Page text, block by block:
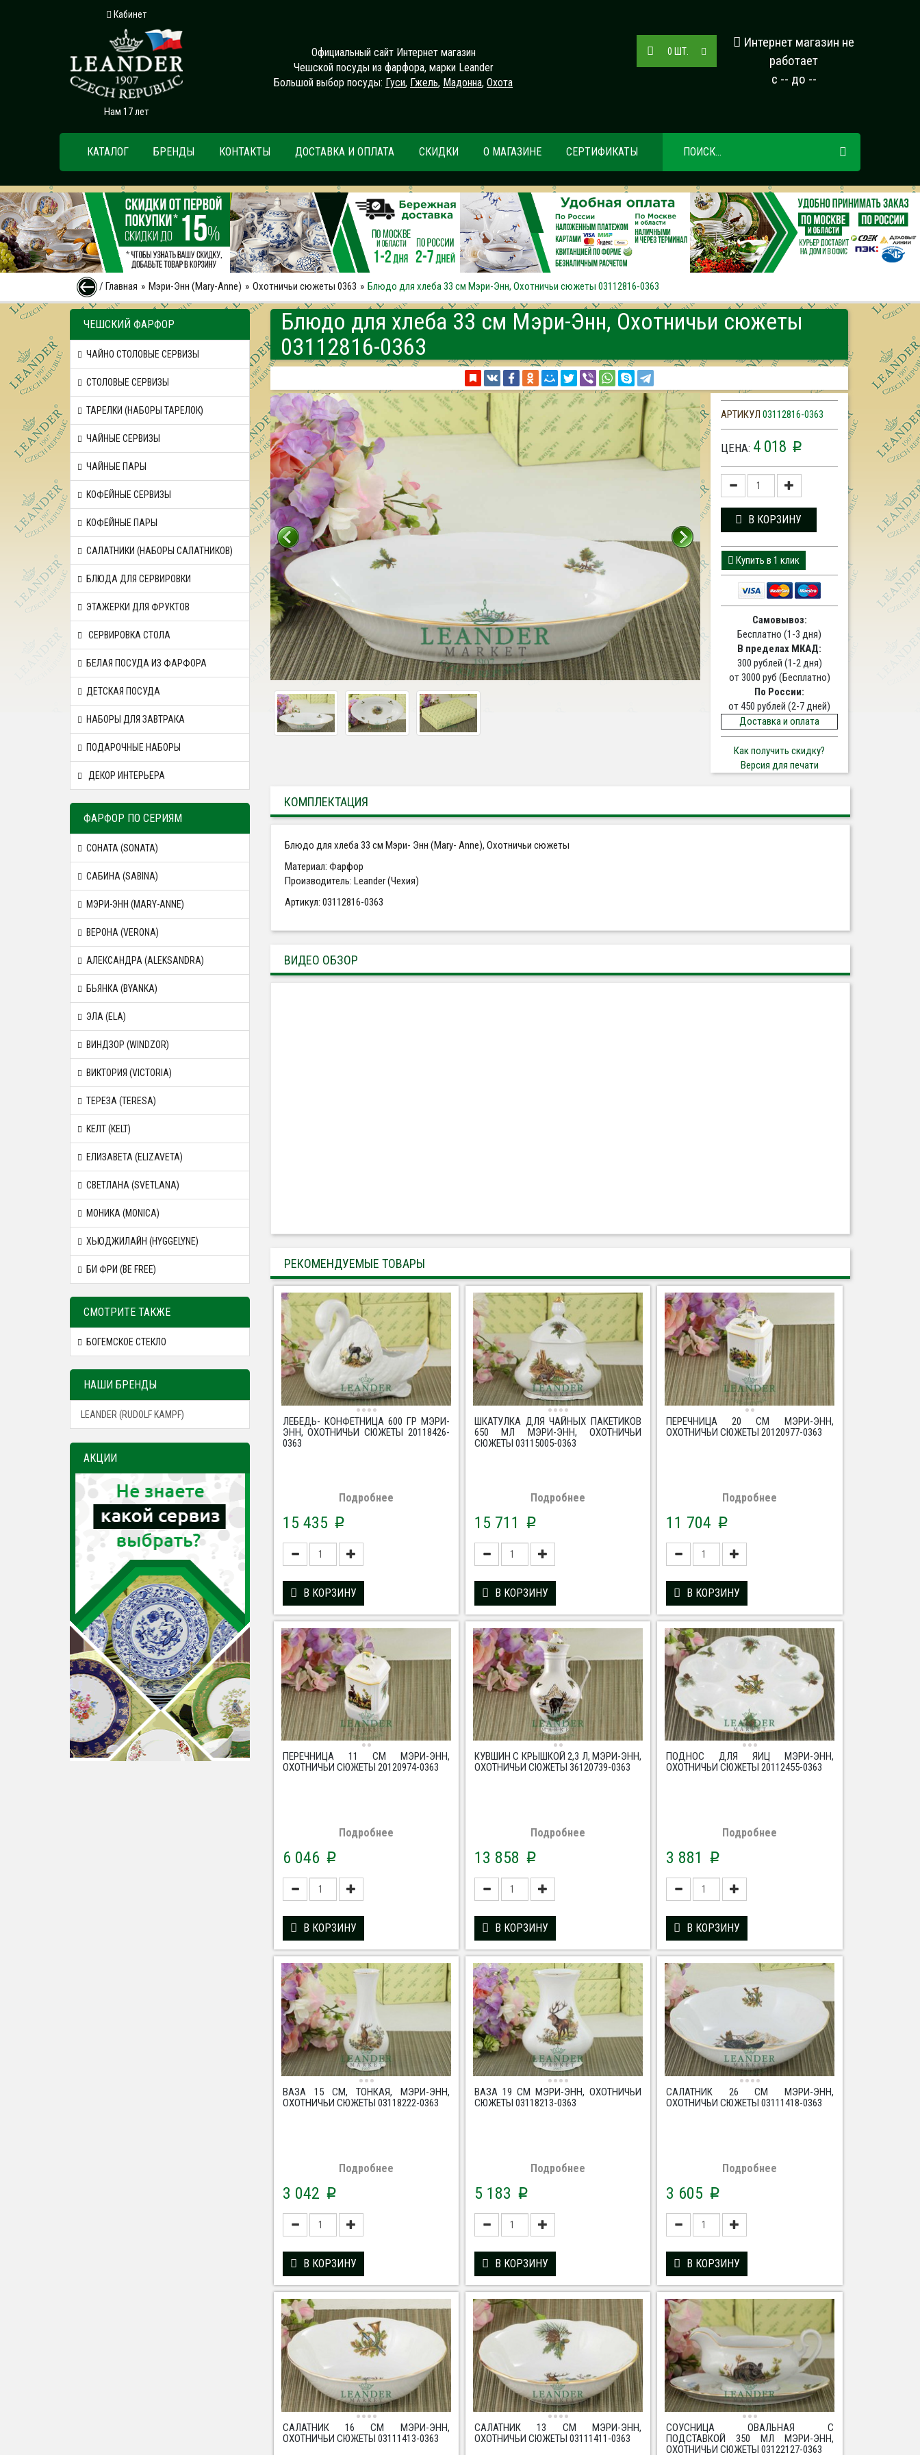
Кабинет
Нам 17 лет
Официальный сайт Интернет магазин
Чешской посуды из фарфора, марки Leander
Большой выбор посуды: Гуси, Гжель, Мадонна, Охота
0 ШТ.
Интернет магазин не
работает
с -- до --
КАТАЛОГ БРЕНДЫ КОНТАКТЫ ДОСТАВКА И ОПЛАТА СКИДКИ О МАГАЗИНЕ СЕРТИФИКАТЫ
/ Главная Мэри-Энн (Mary-Anne) Охотничьи сюжеты 0363 Блюдо для хлеба 33 см Мэри-Энн, Охотничьи сюжеты 03112816-0363
ЧЕШСКИЙ ФАРФОР
ЧАЙНО СТОЛОВЫЕ СЕРВИЗЫ
СТОЛОВЫЕ СЕРВИЗЫ
ТАРЕЛКИ (НАБОРЫ ТАРЕЛОК)
ЧАЙНЫЕ СЕРВИЗЫ
ЧАЙНЫЕ ПАРЫ
КОФЕЙНЫЕ СЕРВИЗЫ
КОФЕЙНЫЕ ПАРЫ
САЛАТНИКИ (НАБОРЫ САЛАТНИКОВ)
БЛЮДА ДЛЯ СЕРВИРОВКИ
ЭТАЖЕРКИ ДЛЯ ФРУКТОВ
СЕРВИРОВКА СТОЛА
БЕЛАЯ ПОСУДА ИЗ ФАРФОРА
ДЕТСКАЯ ПОСУДА
НАБОРЫ ДЛЯ ЗАВТРАКА
ПОДАРОЧНЫЕ НАБОРЫ
ДЕКОР ИНТЕРЬЕРА
ФАРФОР ПО СЕРИЯМ
СОНАТА (SONATA)
САБИНА (SABINA)
МЭРИ-ЭНН (MARY-ANNE)
ВЕРОНА (VERONA)
АЛЕКСАНДРА (ALEKSANDRA)
БЬЯНКА (BYANKA)
ЭЛА (ELA)
ВИНДЗОР (WINDZOR)
ВИКТОРИЯ (VICTORIA)
ТЕРЕЗА (TERESA)
КЕЛТ (KELT)
ЕЛИЗАВЕТА (ELIZAVETA)
СВЕТЛАНА (SVETLANA)
МОНИКА (MONICA)
ХЬЮДЖИЛАЙН (HYGGELYNE)
БИ ФРИ (BE FREE)
СМОТРИТЕ ТАКЖЕ
БОГЕМСКОЕ СТЕКЛО
НАШИ БРЕНДЫ
LEANDER (RUDOLF KAMPF)
АКЦИИ
Блюдо для хлеба 33 см Мэри-Энн, Охотничьи сюжеты
03112816-0363
АРТИКУЛ 03112816-0363
ЦЕНА: 4 018 p
В КОРЗИНУ
Купить в 1 клик
Самовывоз:
Бесплатно (1-3 дня)
В пределах МКАД:
300 рублей (1-2 дня)
от 3000 руб (Бесплатно)
По России:
от 450 рублей (2-7 дней)
Доставка и оплата
Как получить скидку?
Версия для печати
КОМПЛЕКТАЦИЯ
Блюдо для хлеба 33 см Мэри- Энн (Mary- Anne), Охотничьи сюжеты
Материал: Фарфор
Производитель: Leander (Чехия)
Артикул: 03112816-0363
ВИДЕО ОБЗОР
РЕКОМЕНДУЕМЫЕ ТОВАРЫ
ЛЕБЕДЬ- КОНФЕТНИЦА 600 ГР МЭРИ-
ЭНН, ОХОТНИЧЬИ СЮЖЕТЫ 20118426-
0363
Подробнее
15 435 p
В КОРЗИНУ
ШКАТУЛКА ДЛЯ ЧАЙНЫХ ПАКЕТИКОВ
650 МЛ МЭРИ-ЭНН, ОХОТНИЧЬИ
СЮЖЕТЫ 03115005-0363
Подробнее
15 711 p
В КОРЗИНУ
ПЕРЕЧНИЦА 20 СМ МЭРИ-ЭНН,
ОХОТНИЧЬИ СЮЖЕТЫ 20120977-0363
Подробнее
11 704 p
В КОРЗИНУ
ПЕРЕЧНИЦА 11 СМ МЭРИ-ЭНН,
ОХОТНИЧЬИ СЮЖЕТЫ 20120974-0363
Подробнее
6 046 p
В КОРЗИНУ
КУВШИН С КРЫШКОЙ 2,3 Л, МЭРИ-ЭНН,
ОХОТНИЧЬИ СЮЖЕТЫ 36120739-0363
Подробнее
13 858 p
В КОРЗИНУ
ПОДНОС ДЛЯ ЯИЦ МЭРИ-ЭНН,
ОХОТНИЧЬИ СЮЖЕТЫ 20112455-0363
Подробнее
3 881 p
В КОРЗИНУ
ВАЗА 15 СМ, ТОНКАЯ, МЭРИ-ЭНН,
ОХОТНИЧЬИ СЮЖЕТЫ 03118222-0363
Подробнее
3 042 p
В КОРЗИНУ
ВАЗА 19 СМ МЭРИ-ЭНН, ОХОТНИЧЬИ
СЮЖЕТЫ 03118213-0363
Подробнее
5 183 p
В КОРЗИНУ
САЛАТНИК 26 СМ МЭРИ-ЭНН,
ОХОТНИЧЬИ СЮЖЕТЫ 03111418-0363
Подробнее
3 605 p
В КОРЗИНУ
САЛАТНИК 16 СМ МЭРИ-ЭНН,
ОХОТНИЧЬИ СЮЖЕТЫ 03111413-0363
САЛАТНИК 13 СМ МЭРИ-ЭНН,
ОХОТНИЧЬИ СЮЖЕТЫ 03111411-0363
СОУСНИЦА ОВАЛЬНАЯ С
ПОДСТАВКОЙ 350 МЛ МЭРИ-ЭНН,
ОХОТНИЧЬИ СЮЖЕТЫ 03122127-0363